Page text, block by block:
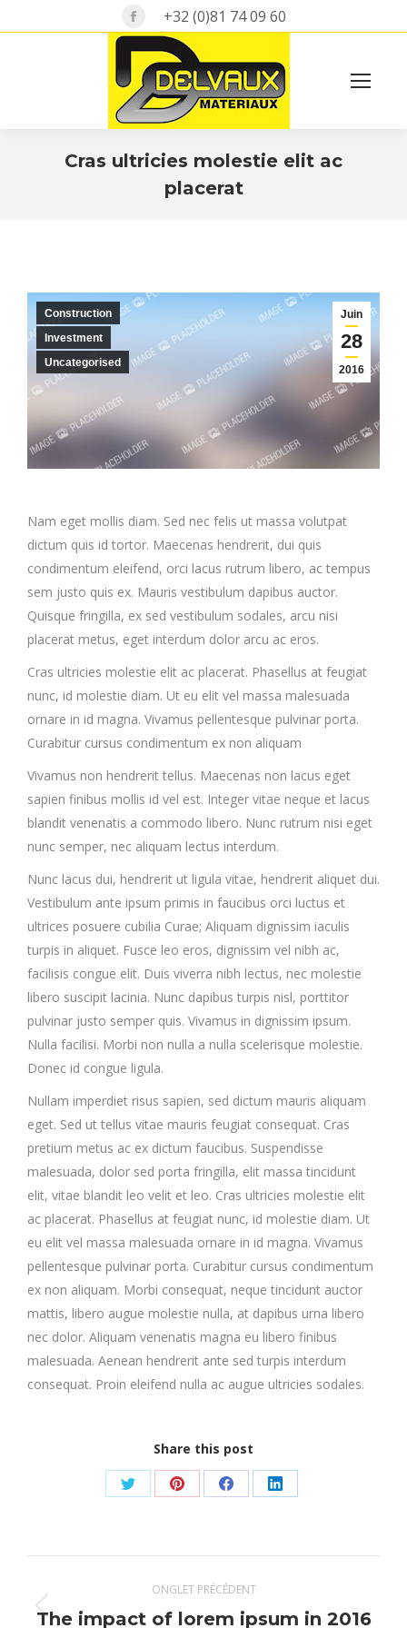
Facebook
page
opens
in
new
window
+32 (0)81 74 09 60
Cras ultricies molestie elit ac
placerat
Juin
28
2016
Construction
Investment
Uncategorised
Nam eget mollis diam. Sed nec felis ut massa volutpat
dictum quis id tortor. Maecenas hendrerit, dui quis
condimentum eleifend, orci lacus rutrum libero, ac tempus
sem justo quis ex. Mauris vestibulum dapibus auctor.
Quisque fringilla, ex sed vestibulum sodales, arcu nisi
placerat metus, eget interdum dolor arcu ac eros.
Cras ultricies molestie elit ac placerat. Phasellus at feugiat
nunc, id molestie diam. Ut eu elit vel massa malesuada
ornare in id magna. Vivamus pellentesque pulvinar porta.
Curabitur cursus condimentum ex non aliquam
Vivamus non hendrerit tellus. Maecenas non lacus eget
sapien finibus mollis id vel est. Integer vitae neque et lacus
blandit venenatis a commodo libero. Nunc rutrum nisi eget
nunc semper, nec aliquam lectus interdum.
Nunc lacus dui, hendrerit ut ligula vitae, hendrerit aliquet dui.
Vestibulum ante ipsum primis in faucibus orci luctus et
ultrices posuere cubilia Curae; Aliquam dignissim iaculis
turpis in aliquet. Fusce leo eros, dignissim vel nibh ac,
facilisis congue elit. Duis viverra nibh lectus, nec molestie
libero suscipit lacinia. Nunc dapibus turpis nisl, porttitor
pulvinar justo semper quis. Vivamus in dignissim ipsum.
Nulla facilisi. Morbi non nulla a nulla scelerisque molestie.
Donec id congue ligula.
Nullam imperdiet risus sapien, sed dictum mauris aliquam
eget. Sed ut tellus vitae mauris feugiat consequat. Cras
pretium metus ac ex dictum faucibus. Suspendisse
malesuada, dolor sed porta fringilla, elit massa tincidunt
elit, vitae blandit leo velit et leo. Cras ultricies molestie elit
ac placerat. Phasellus at feugiat nunc, id molestie diam. Ut
eu elit vel massa malesuada ornare in id magna. Vivamus
pellentesque pulvinar porta. Curabitur cursus condimentum
ex non aliquam. Morbi consequat, neque tincidunt auctor
mattis, libero augue molestie nulla, at dapibus urna libero
nec dolor. Aliquam venenatis magna eu libero finibus
malesuada. Aenean hendrerit ante sed turpis interdum
consequat. Proin eleifend nulla ac augue ultricies sodales.
Share this post
Share
Twitter
Share
Pinterest
Share
Facebook
Share
LinkedIn
de
ONGLET PRÉCÉDENT
Onglet
The impact of lorem ipsum in 2016